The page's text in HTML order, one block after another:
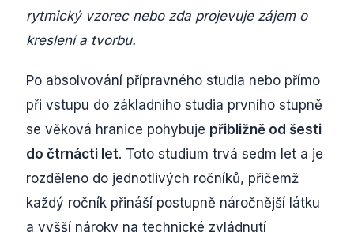
rytmický vzorec nebo zda projevuje zájem o
kreslení a tvorbu.
Po absolvování přípravného studia nebo přímo
při vstupu do základního studia prvního stupně
se věková hranice pohybuje přibližně od šesti
do čtrnácti let. Toto studium trvá sedm let a je
rozděleno do jednotlivých ročníků, přičemž
každý ročník přináší postupně náročnější látku
a vyšší nároky na technické zvládnutí